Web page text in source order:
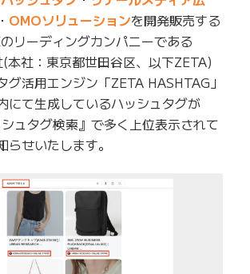
・ OMOソリューションを開発販売する
リーディングカンパニーである
本社：東京都世田谷区、以下ZETA)
グ活用エンジン「ZETA HASHTAG」
にて生成しているハッシュタグが
ュタグ検索』で多く上位表示されて
らせいたします。